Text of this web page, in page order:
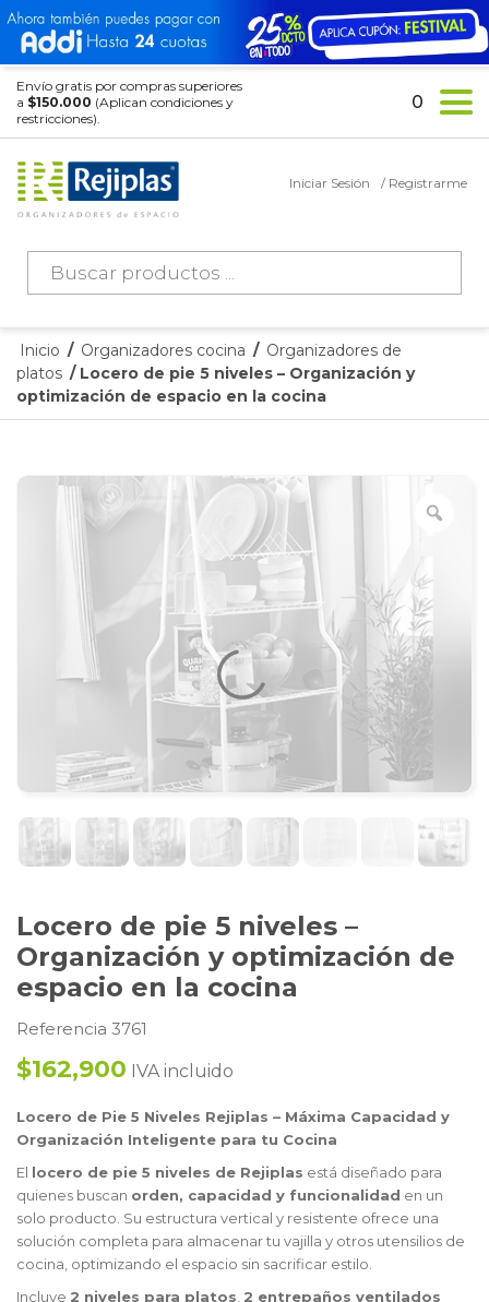
Envío gratis por compras superiores
a $150.000 (Aplican condiciones y
restricciones).
Búsqueda
productos
Iniciar Sesión / Registrarme
0
Inicio / Organizadores cocina / Organizadores de
platos / Locero de pie 5 niveles – Organización y
optimización de espacio en la cocina
Locero de pie 5 niveles –
Organización y optimización de
espacio en la cocina
Referencia 3761
$162,900 IVA incluido
Locero de Pie 5 Niveles Rejiplas – Máxima Capacidad y
Organización Inteligente para tu Cocina
El locero de pie 5 niveles de Rejiplas está diseñado para
quienes buscan orden, capacidad y funcionalidad en un
solo producto. Su estructura vertical y resistente ofrece una
solución completa para almacenar tu vajilla y otros utensilios de
cocina, optimizando el espacio sin sacrificar estilo.
Incluye 2 niveles para platos, 2 entrepaños ventilados